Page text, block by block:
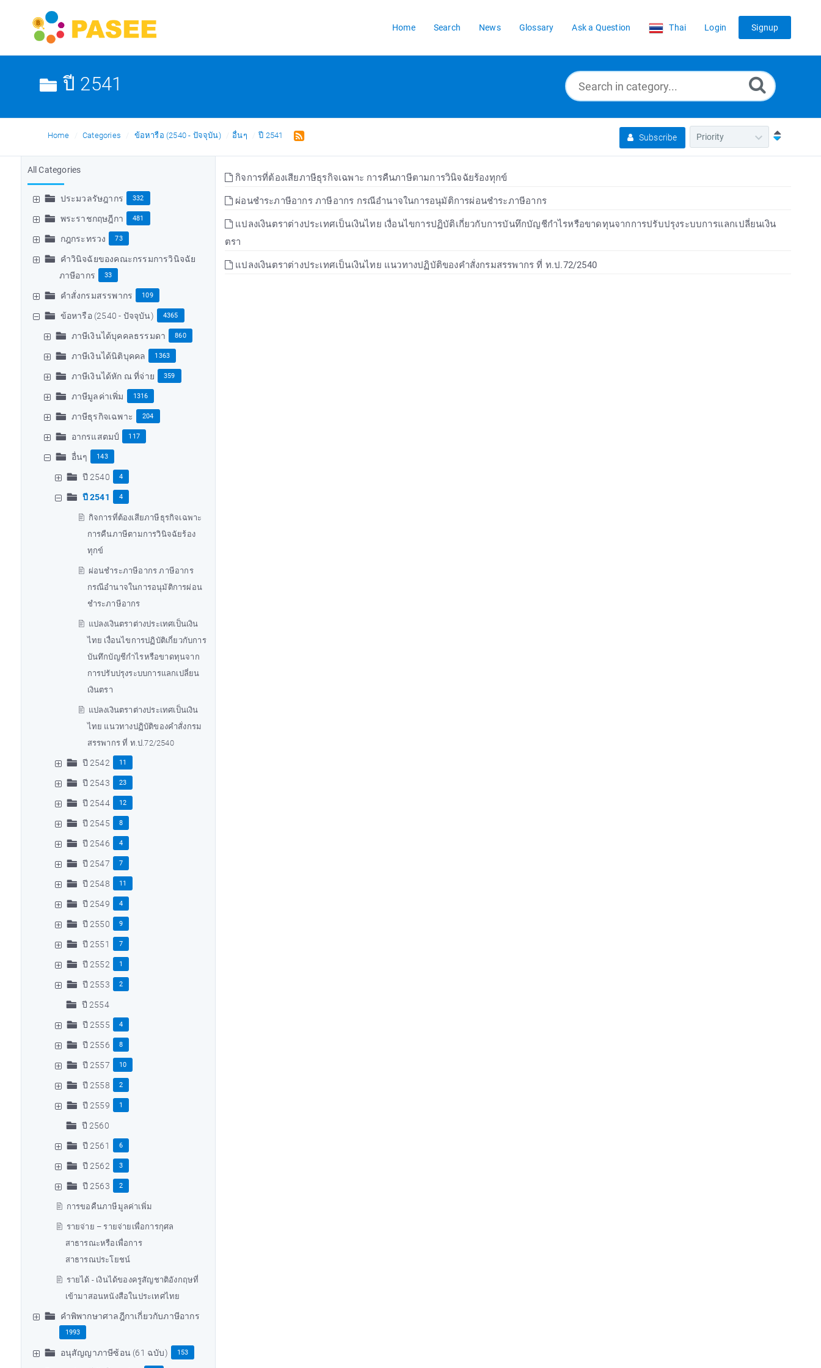
Home Search News Glossary Ask a Question Thai Login Signup
ปี 2541
Home Categories ข้อหารือ (2540 - ปัจจุบัน) อื่นๆ ปี 2541 Subscribe
All Categories
ประมวลรัษฎากร 332
พระราชกฤษฎีกา 481
กฎกระทรวง 73
คำวินิจฉัยของคณะกรรมการวินิจฉัย
ภาษีอากร
33
คำสั่งกรมสรรพากร 109
ข้อหารือ (2540 - ปัจจุบัน) 4365
ภาษีเงินได้บุคคลธรรมดา 860
ภาษีเงินได้นิติบุคคล 1363
ภาษีเงินได้หัก ณ ที่จ่าย 359
ภาษีมูลค่าเพิ่ม 1316
ภาษีธุรกิจเฉพาะ 204
อากรแสตมป์ 117
อื่นๆ 143
ปี 2540 4
ปี 2541 4
กิจการที่ต้องเสียภาษีธุรกิจเฉพาะ
การคืนภาษีตามการวินิจฉัยร้อง
ทุกข์
ผ่อนชำระภาษีอากร ภาษีอากร
กรณีอำนาจในการอนุมัติการผ่อน
ชำระภาษีอากร
แปลงเงินตราต่างประเทศเป็นเงิน
ไทย เงื่อนไขการปฏิบัติเกี่ยวกับการ
บันทึกบัญชีกำไรหรือขาดทุนจาก
การปรับปรุงระบบการแลกเปลี่ยน
เงินตรา
แปลงเงินตราต่างประเทศเป็นเงิน
ไทย แนวทางปฏิบัติของคำสั่งกรม
สรรพากร ที่ ท.ป.72/2540
ปี 2542 11
ปี 2543 23
ปี 2544 12
ปี 2545 8
ปี 2546 4
ปี 2547 7
ปี 2548 11
ปี 2549 4
ปี 2550 9
ปี 2551 7
ปี 2552 1
ปี 2553 2
ปี 2554
ปี 2555 4
ปี 2556 8
ปี 2557 10
ปี 2558 2
ปี 2559 1
ปี 2560
ปี 2561 6
ปี 2562 3
ปี 2563 2
การขอคืนภาษีมูลค่าเพิ่ม
รายจ่าย – รายจ่ายเพื่อการกุศล
สาธารณะหรือเพื่อการ
สาธารณประโยชน์
รายได้ - เงินได้ของครูสัญชาติอังกฤษที่
เข้ามาสอนหนังสือในประเทศไทย
คำพิพากษาศาลฎีกาเกี่ยวกับภาษีอากร
1993
อนุสัญญาภาษีซ้อน (61 ฉบับ) 153
กิจการที่ต้องเสียภาษีธุรกิจเฉพาะ การคืนภาษีตามการวินิจฉัยร้องทุกข์
ผ่อนชำระภาษีอากร ภาษีอากร กรณีอำนาจในการอนุมัติการผ่อนชำระภาษีอากร
แปลงเงินตราต่างประเทศเป็นเงินไทย เงื่อนไขการปฏิบัติเกี่ยวกับการบันทึกบัญชีกำไรหรือขาดทุนจากการปรับปรุงระบบการแลกเปลี่ยนเงิน
ตรา
แปลงเงินตราต่างประเทศเป็นเงินไทย แนวทางปฏิบัติของคำสั่งกรมสรรพากร ที่ ท.ป.72/2540